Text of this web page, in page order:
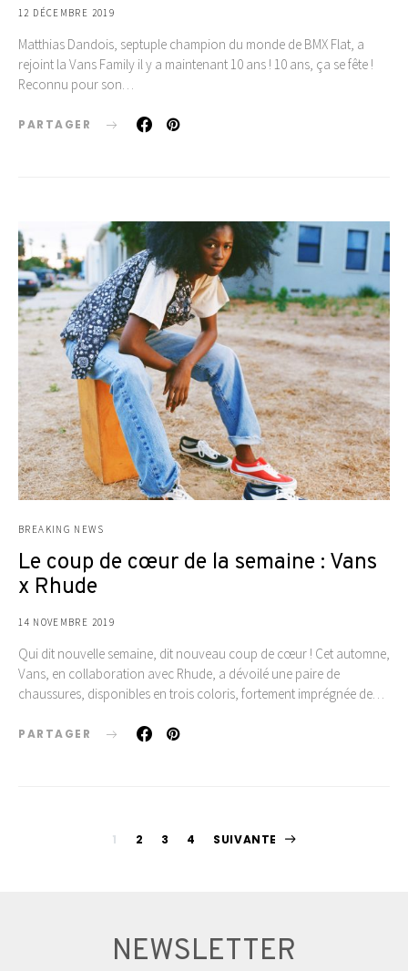
12 DÉCEMBRE 2019
Matthias Dandois, septuple champion du monde de BMX Flat, a
rejoint la Vans Family il y a maintenant 10 ans ! 10 ans, ça se fête !
Reconnu pour son…
PARTAGER
BREAKING NEWS
Le coup de cœur de la semaine : Vans
x Rhude
14 NOVEMBRE 2019
Qui dit nouvelle semaine, dit nouveau coup de cœur ! Cet automne,
Vans, en collaboration avec Rhude, a dévoilé une paire de
chaussures, disponibles en trois coloris, fortement imprégnée de…
PARTAGER
Pagination
1 2 3 4 SUIVANTE
NEWSLETTER